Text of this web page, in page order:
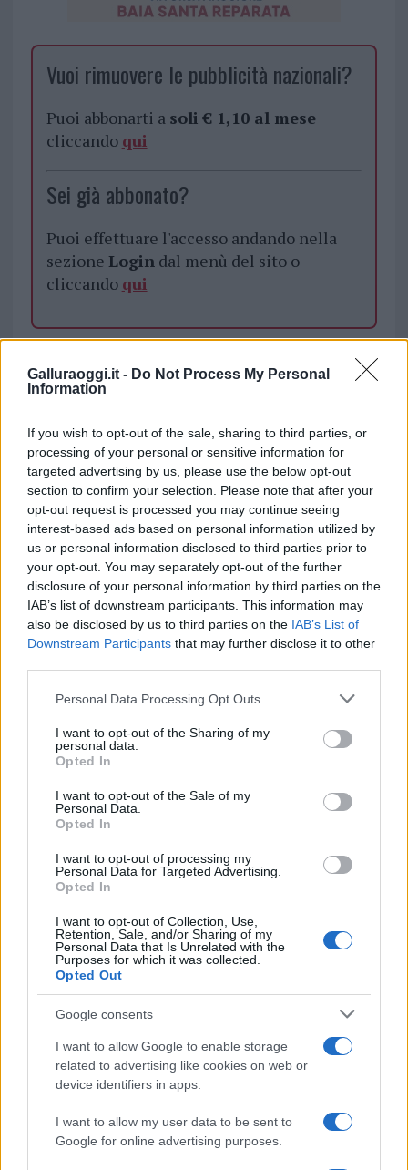
Galluraoggi.it - Do Not Process My Personal
Information
If you wish to opt-out of the sale, sharing to third parties, or
processing of your personal or sensitive information for
targeted advertising by us, please use the below opt-out
section to confirm your selection. Please note that after your
opt-out request is processed you may continue seeing
interest-based ads based on personal information utilized by
us or personal information disclosed to third parties prior to
your opt-out. You may separately opt-out of the further
disclosure of your personal information by third parties on the
IAB’s list of downstream participants. This information may
also be disclosed by us to third parties on the IAB’s List of
Downstream Participants that may further disclose it to other
Please note that this website/app uses one or more Google
not limited to your visit or usage behaviour. You may click to
grant or deny consent to Google and its third-party tags to
use your data for below specified purposes in below Google
consent section.
Personal Data Processing Opt Outs
I want to opt-out of the Sharing of my
personal data.
Opted In
I want to opt-out of the Sale of my
Personal Data.
Opted In
I want to opt-out of processing my
Personal Data for Targeted Advertising.
Opted In
I want to opt-out of Collection, Use,
Retention, Sale, and/or Sharing of my
Personal Data that Is Unrelated with the
Purposes for which it was collected.
Opted Out
Google consents
I want to allow Google to enable storage
related to advertising like cookies on web or
device identifiers in apps.
I want to allow my user data to be sent to
Google for online advertising purposes.
Vuoi rimuovere le pubblicità nazionali?
Puoi abbonarti a soli € 1,10 al mese
cliccando qui
Sei già abbonato?
Puoi effettuare l'accesso andando nella
sezione Logindal menù del sito o
cliccando qui
Surriscaldamento
i tuoi video e le tue foto
Su WhatsApp al numero +39
345 356 7512
Notizie in tempo reale?
Entra nel canale telegram di
GalluraOggi.it
Ricevi le nostre ultime news
Condividi l'articolo
F
a
ce
b
o
o
k
T
w
it
te
r
n
te
st
W
h
at
A
p
p
h
a
Articolo precedente
NOTIZIE RECENTI
vivo: un amico vip svela come fa